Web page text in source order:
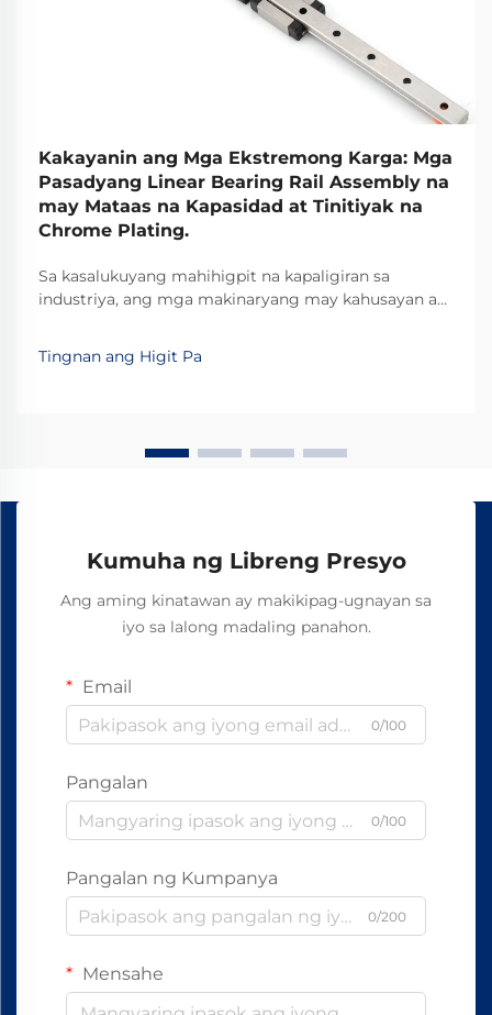
Kakayanin ang Mga Ekstremong Karga: Mga
Pasadyang Linear Bearing Rail Assembly na
may Mataas na Kapasidad at Tinitiyak na
Chrome Plating.
Sa kasalukuyang mahihigpit na kapaligiran sa
industriya, ang mga makinaryang may kahusayan ay
sa linear motion na kayang tumagal sa mga
ekstremong beban habang pinapanatili ang makinis
Tingnan ang Higit Pa
Kumuha ng Libreng Presyo
Ang aming kinatawan ay makikipag-ugnayan sa
iyo sa lalong madaling panahon.
Email
0/100
Pangalan
0/100
Pangalan ng Kumpanya
0/200
Mensahe